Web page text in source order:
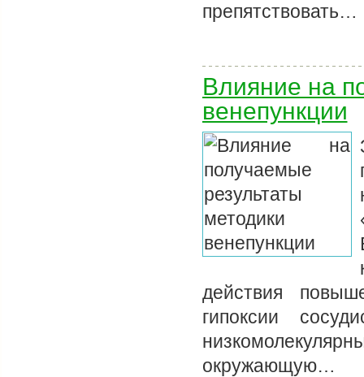
препятствовать…
Влияние на
венепункции
действия
гипоксии
окружающую…